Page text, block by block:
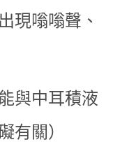
現嗡嗡聲、
與中耳積液
有關）